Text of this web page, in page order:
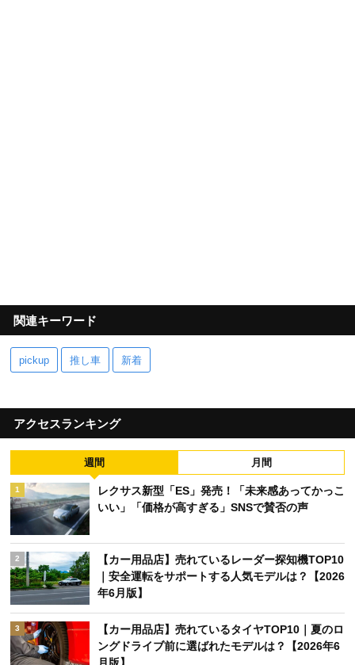
関連キーワード
pickup 推し車 新着
アクセスランキング
週間 月間
1
レクサス新型「ES」発売！「未来感あってかっこ
いい」「価格が高すぎる」SNSで賛否の声
2
【カー用品店】売れているレーダー探知機TOP10
｜安全運転をサポートする人気モデルは？【2026
年6月版】
3
【カー用品店】売れているタイヤTOP10｜夏のロ
ングドライブ前に選ばれたモデルは？【2026年6